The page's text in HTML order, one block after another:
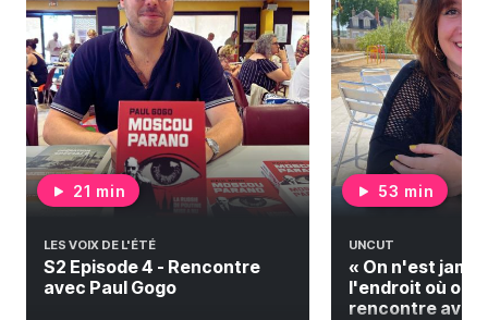
21 min
LES VOIX DE L'ÉTÉ
S2 Episode 4 - Rencontre
avec Paul Gogo
53 min
UNCUT
« On n'est
l'endroit où on
rencontre avec